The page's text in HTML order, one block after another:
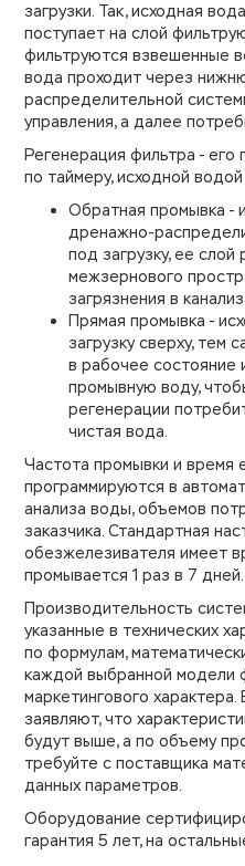
загрузки. Так, исходная
поступает на слой
фильтруются взвешенные
вода проходит через
распределительной
управления, а далее
Регенерация фильтра -
по таймеру, исходной
Обратная промывка -
дренажно-
под загрузку, ее слой
межзернового
загрязнения в
Прямая промывка -
загрузку сверху, тем
в рабочее состояние
промывную воду,
регенерации
чистая вода.
Частота промывки и время
программируются в
анализа воды, объемов
заказчика. Стандартная
обезжелезивателя имеет
промывается 1 раз в 7 дней.
Производительность
указанные в технических
по формулам,
каждой выбранной модели
маркетингового
заявляют, что
будут выше, а по объему
требуйте с поставщика
данных параметров.
Оборудование
гарантия 5 лет, на